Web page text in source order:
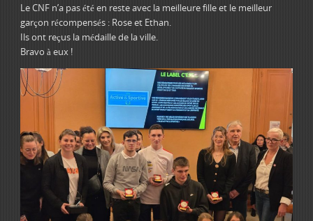
Le CNF n’a pas été en reste avec la meilleure fille et le meilleur
garçon récompensés : Rose et Ethan.
Ils ont reçus la médaille de la ville.
Bravo à eux !